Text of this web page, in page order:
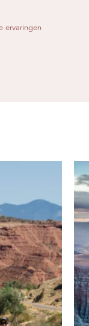
ervaringen